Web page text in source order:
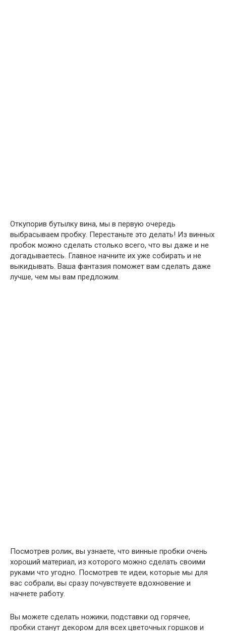
Откупорив бутылку вина, мы в первую очередь
выбрасываем пробку. Перестаньте это делать! Из винных
пробок можно сделать столько всего, что вы даже и не
догадываетесь. Главное начните их уже собирать и не
выкидывать. Ваша фантазия поможет вам сделать даже
лучше, чем мы вам предложим.
Посмотрев ролик, вы узнаете, что винные пробки очень
хороший материал, из которого можно сделать своими
руками что угодно. Посмотрев те идеи, которые мы для
вас собрали, вы сразу почувствуете вдохновение и
начнете работу.
Вы можете сделать ножики, подставки од горячее,
пробки станут декором для всех цветочных горшков и